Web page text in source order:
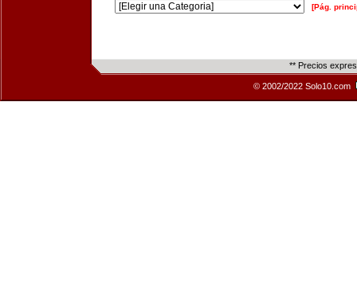
[Pág.
** Precios
© 2002/2022 Solo10.com